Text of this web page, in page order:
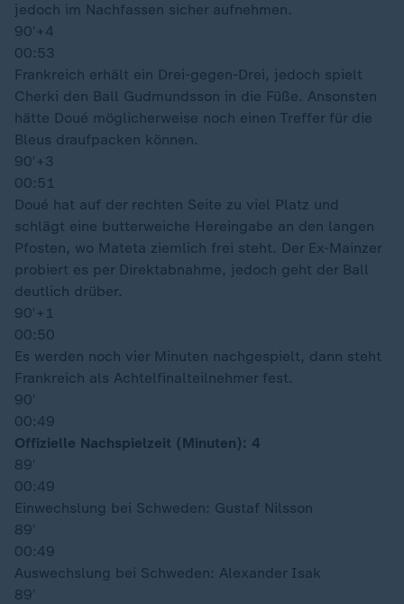
jedoch im Nachfassen sicher aufnehmen.
90′ +4
00:53
Frankreich erhält ein Drei-gegen-Drei, jedoch spielt
Cherki den Ball Gudmundsson in die Füße. Ansonsten
hätte Doué möglicherweise noch einen Treffer für die
Bleus draufpacken können.
90′ +3
00:51
Doué hat auf der rechten Seite zu viel Platz und
schlägt eine butterweiche Hereingabe an den langen
Pfosten, wo Mateta ziemlich frei steht. Der Ex-Mainzer
probiert es per Direktabnahme, jedoch geht der Ball
deutlich drüber.
90′ +1
00:50
Es werden noch vier Minuten nachgespielt, dann steht
Frankreich als Achtelfinalteilnehmer fest.
90′
00:49
Offizielle Nachspielzeit (Minuten): 4
89′
00:49
Einwechslung bei Schweden: Gustaf Nilsson
89′
00:49
Auswechslung bei Schweden: Alexander Isak
89′